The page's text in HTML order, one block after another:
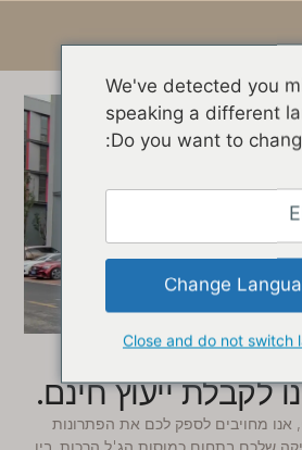
לעזור לכם!
לקבלת ייעוץ חינם.
בחברת Cell Instruments, אנו מחויבים לספק לכם את הפתרונות
We've detected you
speaking a different
Do you want to
Change
Close and do not switch